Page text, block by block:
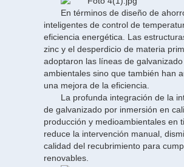
En términos de diseño de
inteligentes de control de
eficiencia energética. Las
zinc y el desperdicio de materia
adoptaron las líneas de
ambientales sino que también han
una mejora de la eficiencia.
La profunda integración de la
de galvanizado por inmersión en
producción y medioambientales en
reduce la intervención manual,
calidad del recubrimiento para
renovables.